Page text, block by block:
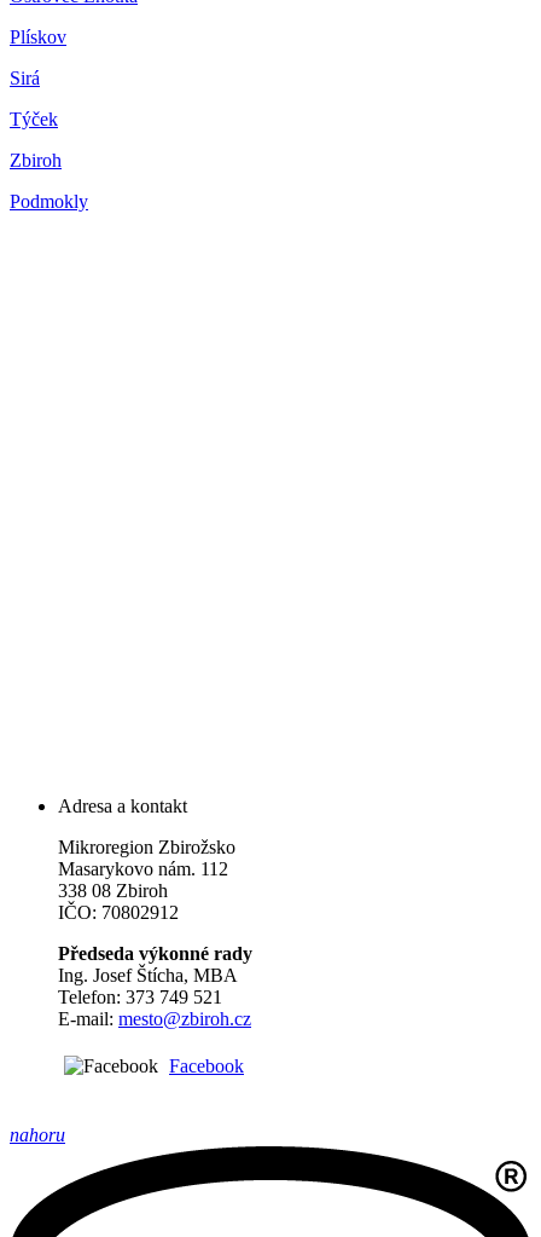
Plískov
Sirá
Týček
Zbiroh
Podmokly
Adresa a kontakt
Mikroregion Zbirožsko
Masarykovo nám. 112
338 08 Zbiroh
IČO: 70802912
Předseda výkonné rady
Ing. Josef Štícha, MBA
Telefon: 373 749 521
E-mail: mesto@zbiroh.cz
Facebook
nahoru